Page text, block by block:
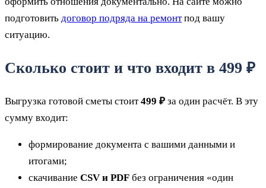
подготовить договор подряда на ремонтпод вашу
ситуацию.
Сколько стоит и что входит в 499 ₽
Выгрузка готовой сметы стоит499 ₽ за один расчёт. В эту
сумму входит:
формирование документа с вашими данными и
итогами;
скачивание CSV и PDF без ограничения «один